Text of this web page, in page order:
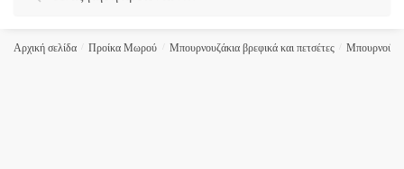
Αρχική σελίδα Προίκα Μωρού Μπουρνουζάκια βρεφικά και πετσέτες